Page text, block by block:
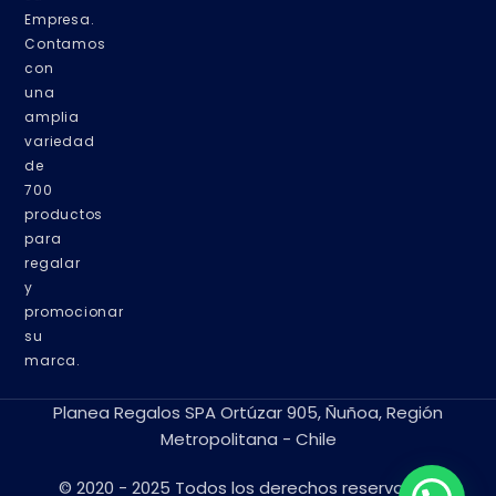
Empresa.
Contamos
con
una
amplia
variedad
de
700
productos
para
regalar
y
promocionar
su
marca.
Planea Regalos SPA Ortúzar 905, Ñuñoa, Región
Metropolitana - Chile
© 2020 - 2025 Todos los derechos reservados.